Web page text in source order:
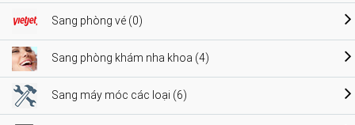
Sang phòng vé (0)
Sang phòng khám nha khoa (4)
Sang máy móc các loại (6)